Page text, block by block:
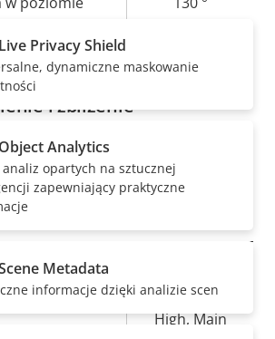
w pionie
i zbliżenie
Wartość
nieruchomości
Wartość
nieruchomości
High, Main
Privacy Shield
dynamiczne maskowanie
Analytics
analiz opartych na sztucznej
zapewniający praktyczne
Metadata
informacje dzięki analizie scen